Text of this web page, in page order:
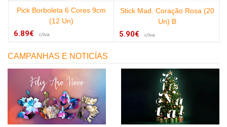
Pick Borboleta 6 Cores 9cm
(12 Un)
6.89€ c/iva
Stick Mad. Coração Rosa (20
Un) B
5.90€ c/iva
CAMPANHAS E NOTICÍAS